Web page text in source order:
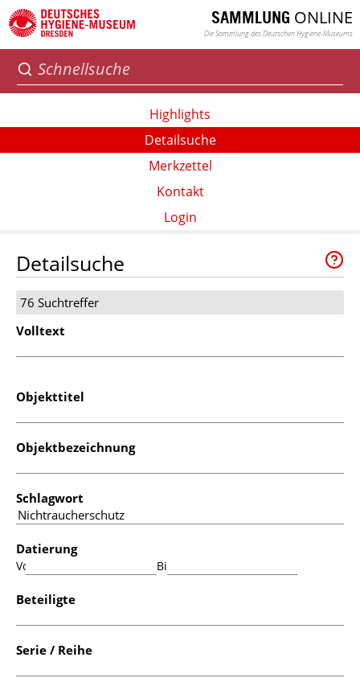
SAMMLUNG ONLINE
Die Sammlung des Deutschen Hygiene-Museums
Highlights
Detailsuche
Merkzettel
Kontakt
Login
Detailsuche
76 Suchtreffer
Volltext
Objekttitel
Objektbezeichnung
Schlagwort
Datierung
Von: Bis:
Beteiligte
Serie / Reihe